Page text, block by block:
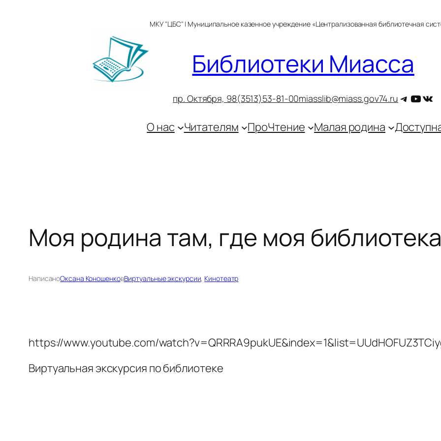
МКУ "ЦБС" | Муниципальное казенное учреждение «Централизованная библиотечная
Библиотеки Миасса
пр. Октября, 98(3513)53-81-00miasslib@miass.gov74.ru Telegram
О нас Читателям ПроЧтение Малая родина
Моя родина там, где моя библиотека
НаписаноОксана КоношенковВиртуальные экскурсии, Кинотеатр
https://www.youtube.com/
Виртуальная экскурсия по библиотеке